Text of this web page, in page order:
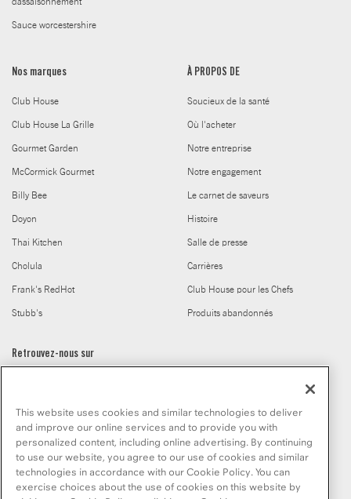
Sauce worcestershire
Nos marques
Club House
Club House La Grille
Gourmet Garden
McCormick Gourmet
Billy Bee
Doyon
Thai Kitchen
Cholula
Frank's RedHot
Stubb's
À PROPOS DE
Soucieux de la santé
Où l'acheter
Notre entreprise
Notre engagement
Le carnet de saveurs
Histoire
Salle de presse
Carrières
Club House pour les Chefs
Produits abandonnés
Retrouvez-nous sur
© McCormick & Company, Inc. 2026
This website uses cookies and similar technologies to deliver
and improve our online services and to provide you with
personalized content, including online advertising. By continuing
to use our website, you agree to our use of cookies and similar
technologies in accordance with our Cookie Policy. You can
exercise choices about the use of cookies on this website by